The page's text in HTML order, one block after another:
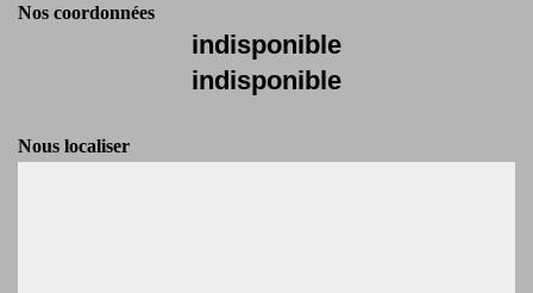
Nos coordonnées
indisponible
indisponible
Nous localiser